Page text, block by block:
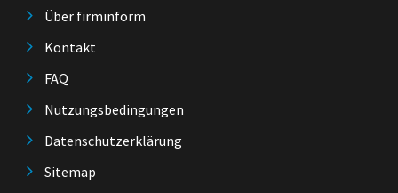
Über firminform
Kontakt
FAQ
Nutzungsbedingungen
Datenschutzerklärung
Sitemap